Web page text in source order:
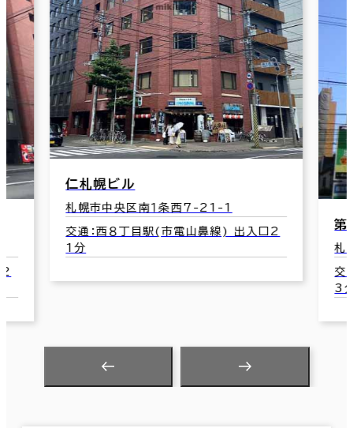
2
仁札幌ビル
札幌市中央区南１条西7-21-1
交通：西８丁目駅(市電山鼻線) 出入口2
1分
第
札
交
3